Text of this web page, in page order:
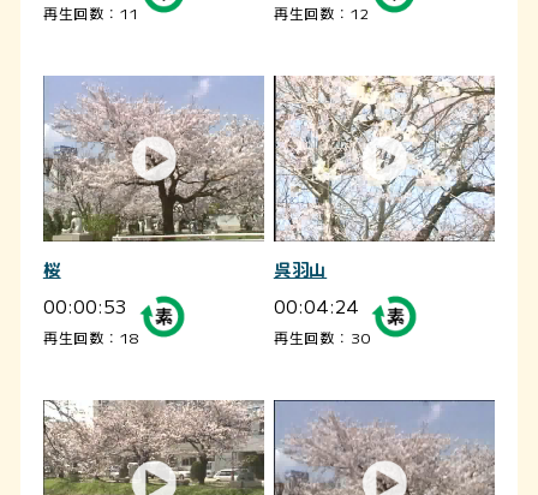
再生回数：11 再生回数：12
桜
00:00:53
再生回数：18
呉羽山
00:04:24
再生回数：30